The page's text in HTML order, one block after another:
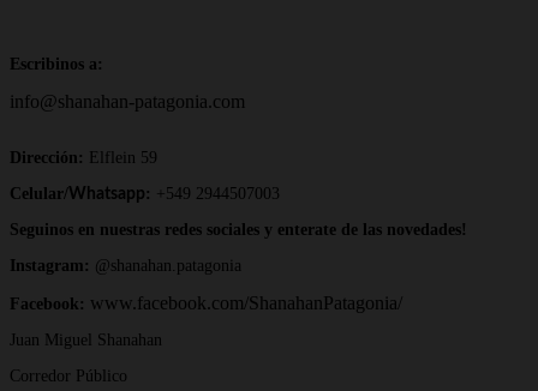
Escribinos a:
info@shanahan-patagonia.com
Dirección:
Elflein 59
Celular/Whatsapp : +549 2944507003
Seguinos en nuestras redes sociales y enterate de las novedades!
Instagram: @shanahan.patagonia
Facebook: www.facebook.com/ShanahanPatagonia/
Juan Miguel Shanahan
Corredor Público